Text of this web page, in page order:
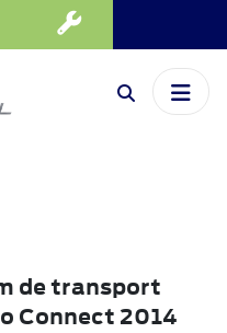
de transport
Connect 2014